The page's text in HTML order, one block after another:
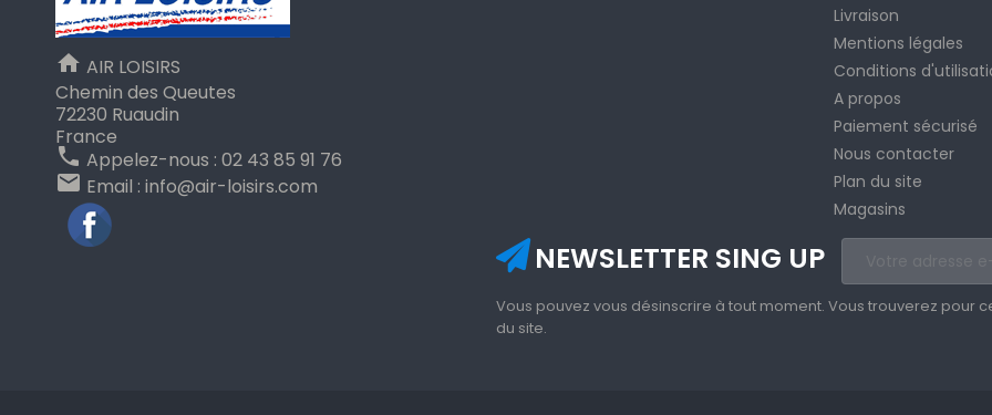
home AIR LOISIRS
Chemin des Queutes
72230 Ruaudin
France
phone Appelez-nous : 02 43 85 91 76
email Email : info@air-loisirs.com
Livraison
Mentions légales
Conditions
A propos
Paiement sécurisé
Nous contacter
Plan du site
Magasins
NEWSLETTER SING UP
Vous pouvez vous désinscrire à tout moment. Vous trouverez
du site.